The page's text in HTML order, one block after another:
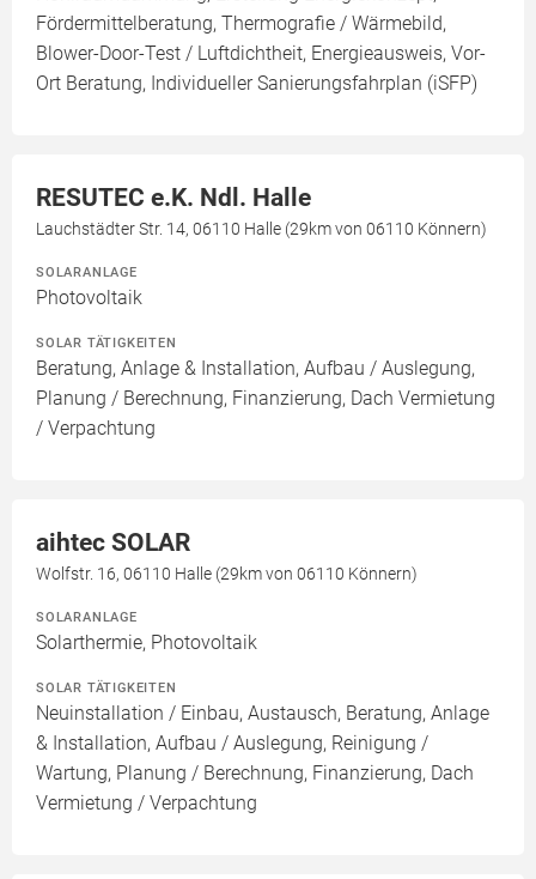
Fördermittelberatung, Thermografie / Wärmebild,
Blower-Door-Test / Luftdichtheit, Energieausweis, Vor-
Ort Beratung, Individueller Sanierungsfahrplan (iSFP)
RESUTEC e.K. Ndl. Halle
Lauchstädter Str. 14, 06110 Halle (29km von 06110 Könnern)
SOLARANLAGE
Photovoltaik
SOLAR TÄTIGKEITEN
Beratung, Anlage & Installation, Aufbau / Auslegung,
Planung / Berechnung, Finanzierung, Dach Vermietung
/ Verpachtung
aihtec SOLAR
Wolfstr. 16, 06110 Halle (29km von 06110 Könnern)
SOLARANLAGE
Solarthermie, Photovoltaik
SOLAR TÄTIGKEITEN
Neuinstallation / Einbau, Austausch, Beratung, Anlage
& Installation, Aufbau / Auslegung, Reinigung /
Wartung, Planung / Berechnung, Finanzierung, Dach
Vermietung / Verpachtung